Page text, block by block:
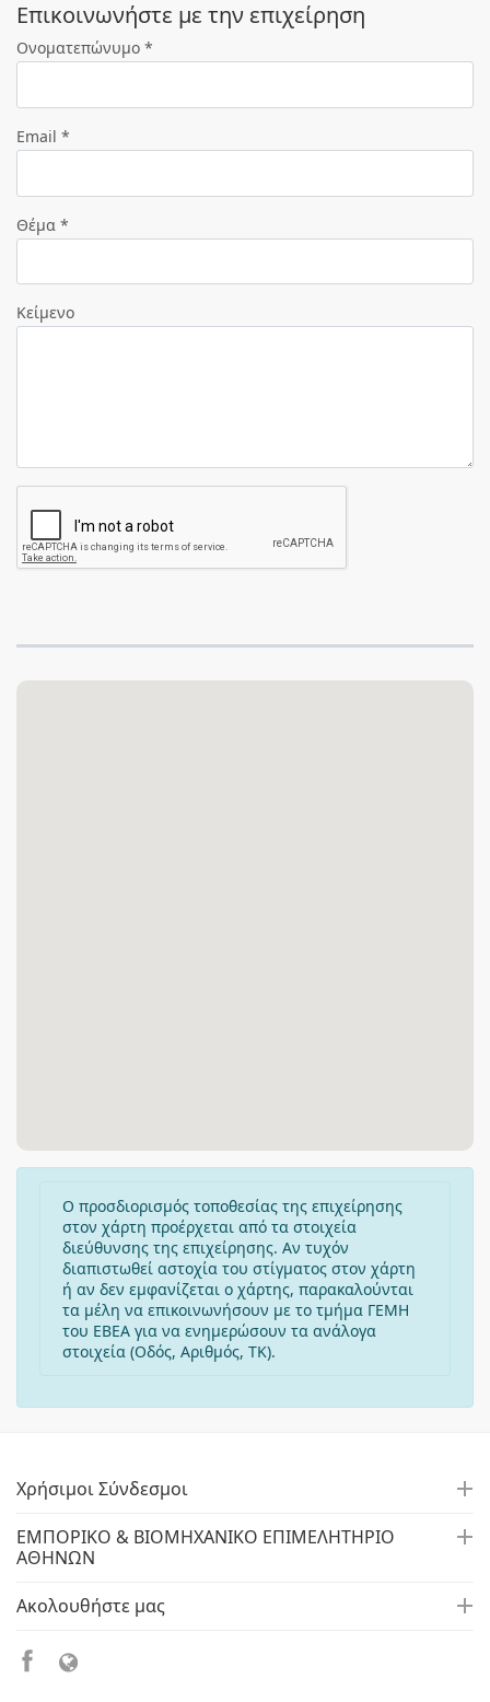
Eπικοινωνήστε με την επιχείρηση
Ονοματεπώνυμο *
Email *
Θέμα *
Κείμενο
Ο προσδιορισμός τοποθεσίας της επιχείρησης
στον χάρτη προέρχεται από τα στοιχεία
διεύθυνσης της επιχείρησης. Αν τυχόν
διαπιστωθεί αστοχία του στίγματος στον χάρτη
ή αν δεν εμφανίζεται ο χάρτης, παρακαλούνται
τα μέλη να επικοινωνήσουν με το τμήμα ΓΕΜΗ
του ΕΒΕΑ για να ενημερώσουν τα ανάλογα
στοιχεία (Οδός, Αριθμός, ΤΚ).
Χρήσιμοι Σύνδεσμοι
ΕΜΠΟΡΙΚΟ & ΒΙΟΜΗΧΑΝΙΚΟ ΕΠΙΜΕΛΗΤΗΡΙΟ
ΑΘΗΝΩΝ
Ακολουθήστε μας